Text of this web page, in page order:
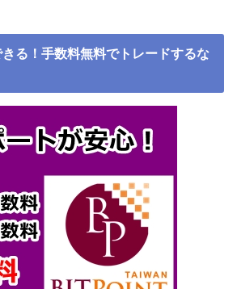
る！手数料無料でトレードするな